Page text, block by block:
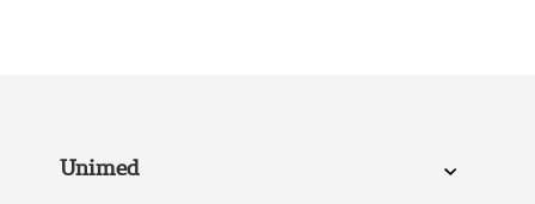
Unimed